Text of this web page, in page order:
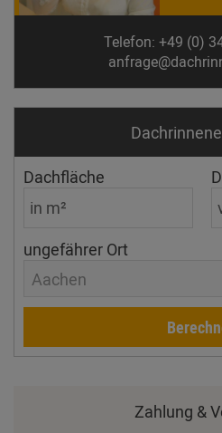
Telefon: +49 (0)
Dachfläche
ungefährer Ort
Aachen
Zahlung &